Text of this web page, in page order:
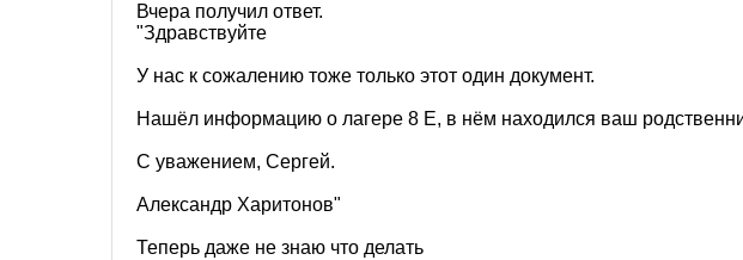
Вчера получил ответ.
"Здравствуйте
У нас к сожалению тоже только этот один документ.
Нашёл информацию о лагере 8 Е, в нём находился ваш
С уважением, Сергей.
Александр Харитонов"
Теперь даже не знаю что делать